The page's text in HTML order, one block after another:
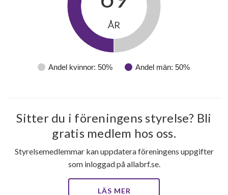
Andel kvinnor: 50% Andel män: 50%
ÅR
Sitter du i föreningens styrelse? Bli
gratis medlem hos oss.
Styrelsemedlemmar kan uppdatera föreningens uppgifter
som inloggad på allabrf.se.
LÄS MER